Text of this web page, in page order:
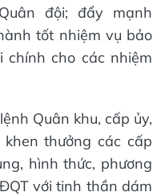
đội; đẩy mạnh
tốt nhiệm vụ bảo
cho các nhiệm
Quân khu, cấp ủy,
thưởng các cấp
hình thức, phương
với tinh thần dám